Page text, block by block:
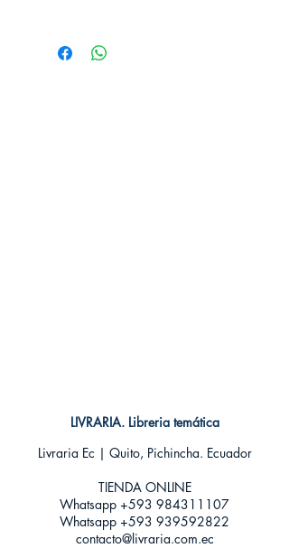
Editorial: Edelvives
Idioma: Castellano
LIVRARIA. Libreria temática
Livraria Ec | Quito, Pichincha. Ecuador
TIENDA ONLINE​
Whatsapp +593 984311107
Whatsapp +593 939592822
contacto@livraria.com.ec